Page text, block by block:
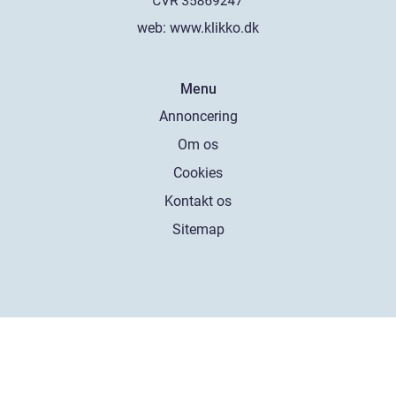
web: www.klikko.dk
Menu
Annoncering
Om os
Cookies
Kontakt os
Sitemap